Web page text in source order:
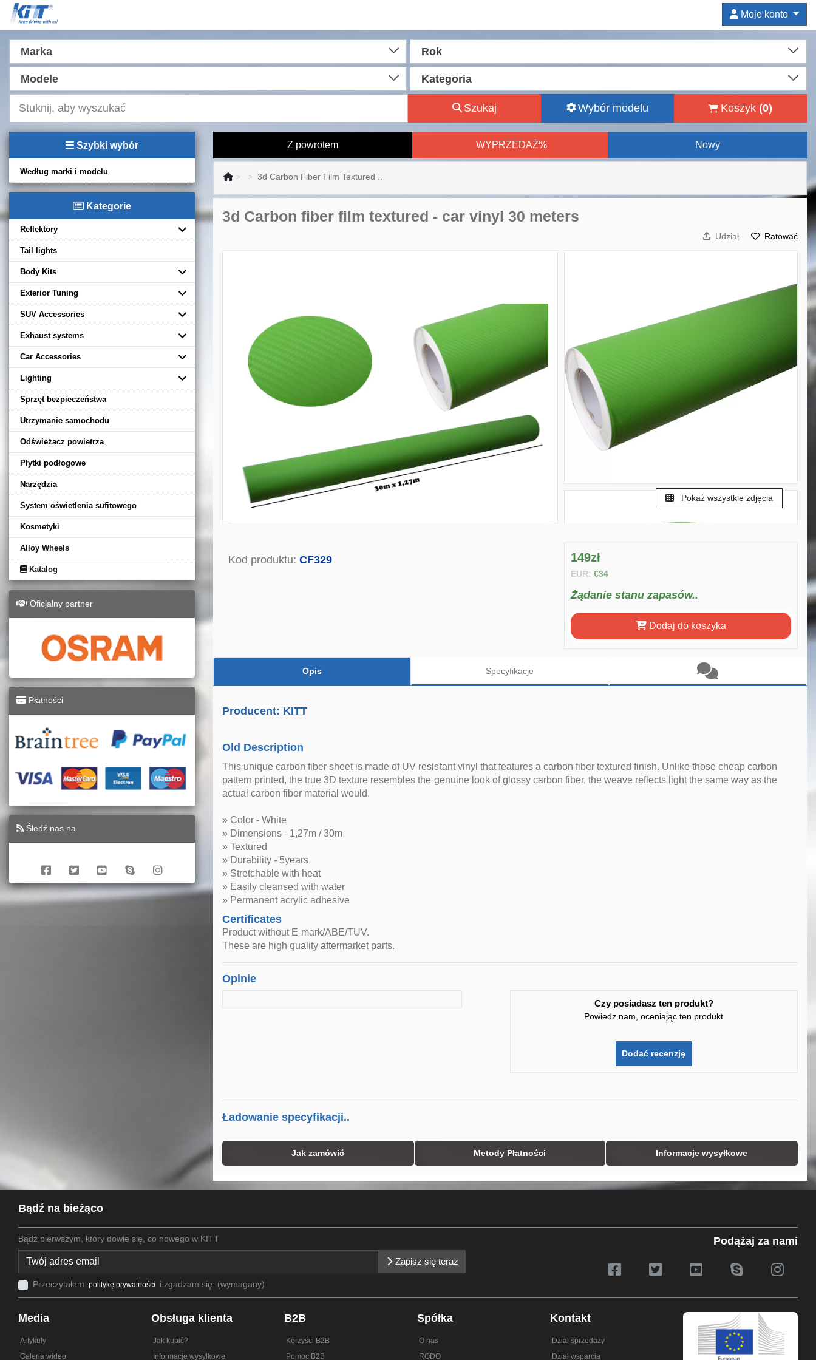
Moje konto
Marka Rok
Modele Kategoria
Szukaj Wybór modelu Koszyk (0)
Szybki wybór
Według marki i modelu
Kategorie
Reflektory
Tail lights
Body Kits
Exterior Tuning
SUV Accessories
Exhaust systems
Car Accessories
Lighting
Sprzęt bezpieczeństwa
Utrzymanie samochodu
Odświeżacz powietrza
Płytki podłogowe
Narzędzia
System oświetlenia sufitowego
Kosmetyki
Alloy Wheels
Katalog
Oficjalny partner
Płatności
Śledź nas na
Z powrotem WYPRZEDAŻ% Nowy
3d Carbon Fiber Film Textured ..
3d Carbon fiber film textured - car vinyl 30 meters
Udział Ratować
Pokaż wszystkie zdjęcia
Kod produktu: CF329 149zł
EUR: €34
Żądanie stanu zapasów..
Dodaj do koszyka
Opis Specyfikacje
Producent: KITT
Old Description
This unique carbon fiber sheet is made of UV resistant vinyl that features a carbon fiber textured finish. Unlike those cheap carbon
pattern printed, the true 3D texture resembles the genuine look of glossy carbon fiber, the weave reflects light the same way as the
actual carbon fiber material would.
» Color - White
» Dimensions - 1,27m / 30m
» Textured
» Durability - 5years
» Stretchable with heat
» Easily cleansed with water
» Permanent acrylic adhesive
Certificates
Product without E-mark/ABE/TUV.
These are high quality aftermarket parts.
Opinie
Czy posiadasz ten produkt?
Powiedz nam, oceniając ten produkt
Dodać recenzję
Ładowanie specyfikacji..
Jak zamówić Metody Płatności Informacje wysyłkowe
Bądź na bieżąco
Bądź pierwszym, który dowie się, co nowego w KITT
Zapisz się teraz
Przeczytałem politykę prywatności i zgadzam się. (wymagany)
Podążaj za nami
Media
Artykuły
Galeria wideo
Obsługa klienta
Jak kupić?
Informacje wysyłkowe
B2B
Korzyści B2B
Pomoc B2B
Spółka
O nas
RODO
Kontakt
Dział sprzedaży
Dział wsparcia